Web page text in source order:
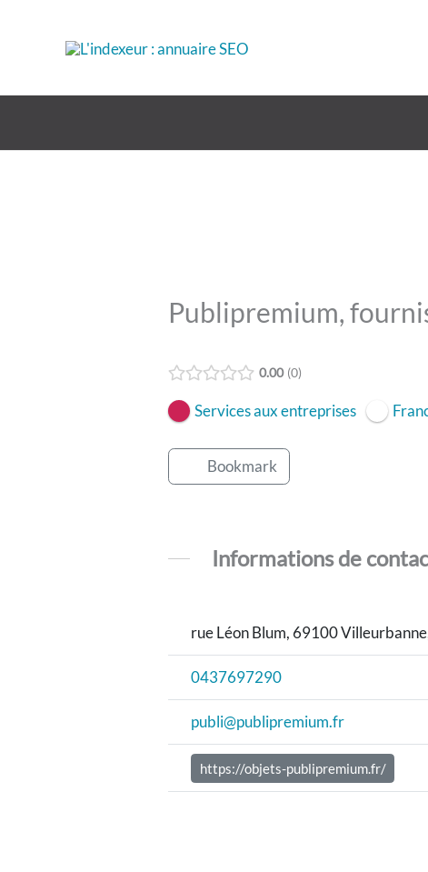
Publipremium,
0.00 0
Services aux entreprises
Bookmark
Informations de
rue Léon Blum, 69100
0437697290
publi@publipremium.fr
https://objets-publipremium.fr/